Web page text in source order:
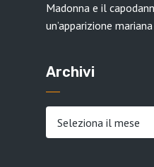
Madonna e il
un’apparizione mariana
Archivi